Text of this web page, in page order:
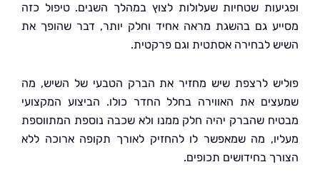
שטחיות שעלולות לצוץ במהלך השנים. טיפול כזה
גם בהשגת מראה אחיד וחלק יותר, דבר שהופך את
לבחירה אסתטית וגם פרקטית.
לרצפת שיש מחזיר את הברק הטבעי של השיש, מה
את האווירה בחלל החדר כולו. הביצוע המקצועי
שהברק יהיה חלק ממנו ולא שכבה נוספת המתווספת
מה שמאפשר לו להחזיק לאורך תקופה ארוכה ללא
בחידושים תכופים.